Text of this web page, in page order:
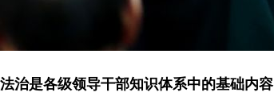
法治是各级领导干部知识体系中的基础内容